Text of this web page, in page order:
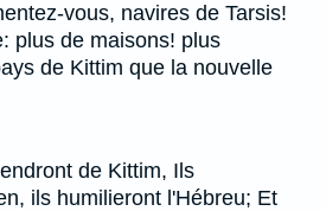
vous, navires de Tarsis!
plus de maisons! plus
de Kittim que la nouvelle
de Kittim, Ils
ils humilieront l'Hébreu; Et